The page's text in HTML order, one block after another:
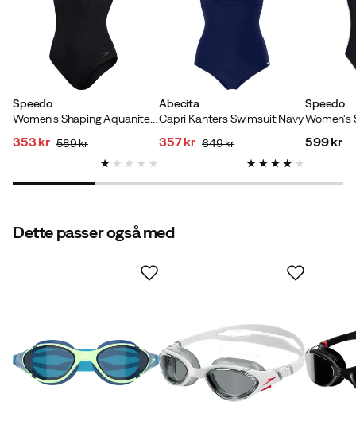
Farve: Dark Pink
Verified by Trustvoice
Speedo
353 kr 589 kr
Abecita
Capri Kanters Swimsuit Navy
357 kr 649 kr
Speedo
599 kr
Dette passer også med